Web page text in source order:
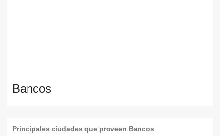
Bancos
Principales ciudades que proveen Bancos